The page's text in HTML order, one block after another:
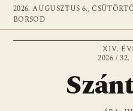
2026. AUGUSZTUS 6.,
BORSOD
XIV.
2026 /